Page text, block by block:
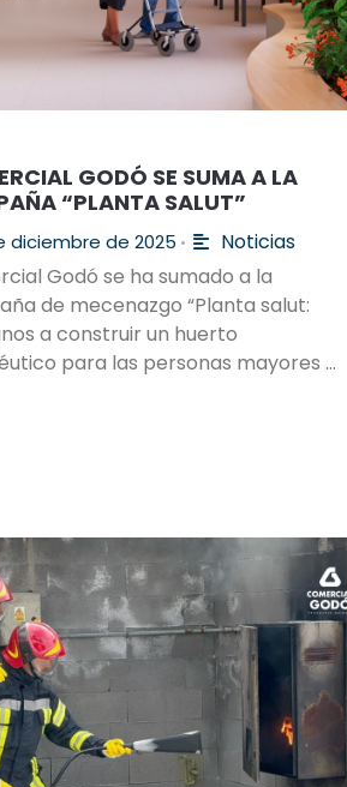
GODÓ SE SUMA A LA
“PLANTA SALUT”
diciembre de 2025 •
Noticias
Godó se ha sumado a la
de mecenazgo “Planta salut:
a construir un huerto
para las personas mayores …